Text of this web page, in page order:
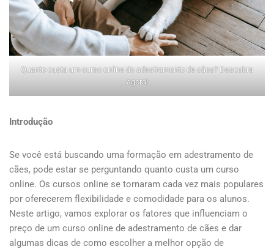
Quanto custa um curso online de adestramento de cães? Descubra
agora!
Introdução
Se você está buscando uma formação em adestramento de
cães, pode estar se perguntando quanto custa um curso
online. Os cursos online se tornaram cada vez mais populares
por oferecerem flexibilidade e comodidade para os alunos.
Neste artigo, vamos explorar os fatores que influenciam o
preço de um curso online de adestramento de cães e dar
algumas dicas de como escolher a melhor opção de